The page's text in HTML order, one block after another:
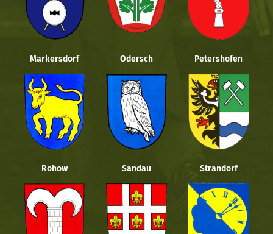
Markersdorf Odersch Petershofen
Rohow Sandau Strandorf